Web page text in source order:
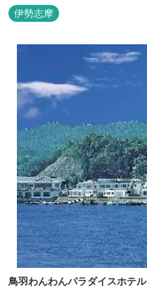
とした時間をお過ごし下さい。
伊勢志摩
鳥羽わんわんパラダイスホテル